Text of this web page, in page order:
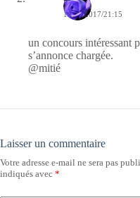
18/08/2017/21:15
un concours intéressant
s’annonce chargée.
@mitié
Laisser un commentaire
Votre adresse e-mail ne sera pas
indiqués avec *